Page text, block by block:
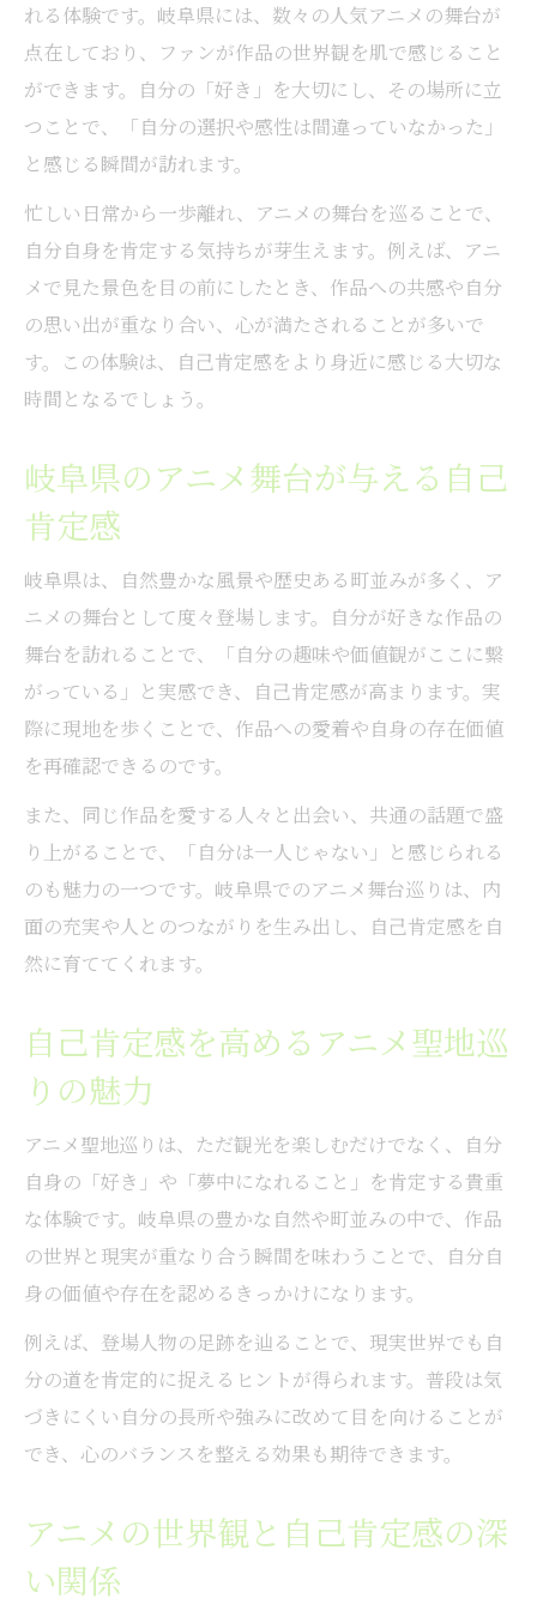
れる体験です。岐阜県には、数々の人気アニメの舞台が
点在しており、ファンが作品の世界観を肌で感じること
ができます。自分の「好き」を大切にし、その場所に立
つことで、「自分の選択や感性は間違っていなかった」
と感じる瞬間が訪れます。
忙しい日常から一歩離れ、アニメの舞台を巡ることで、
自分自身を肯定する気持ちが芽生えます。例えば、アニ
メで見た景色を目の前にしたとき、作品への共感や自分
の思い出が重なり合い、心が満たされることが多いで
す。この体験は、自己肯定感をより身近に感じる大切な
時間となるでしょう。
岐阜県のアニメ舞台が与える自己
肯定感
岐阜県は、自然豊かな風景や歴史ある町並みが多く、ア
ニメの舞台として度々登場します。自分が好きな作品の
舞台を訪れることで、「自分の趣味や価値観がここに繋
がっている」と実感でき、自己肯定感が高まります。実
際に現地を歩くことで、作品への愛着や自身の存在価値
を再確認できるのです。
また、同じ作品を愛する人々と出会い、共通の話題で盛
り上がることで、「自分は一人じゃない」と感じられる
のも魅力の一つです。岐阜県でのアニメ舞台巡りは、内
面の充実や人とのつながりを生み出し、自己肯定感を自
然に育ててくれます。
自己肯定感を高めるアニメ聖地巡
りの魅力
アニメ聖地巡りは、ただ観光を楽しむだけでなく、自分
自身の「好き」や「夢中になれること」を肯定する貴重
な体験です。岐阜県の豊かな自然や町並みの中で、作品
の世界と現実が重なり合う瞬間を味わうことで、自分自
身の価値や存在を認めるきっかけになります。
例えば、登場人物の足跡を辿ることで、現実世界でも自
分の道を肯定的に捉えるヒントが得られます。普段は気
づきにくい自分の長所や強みに改めて目を向けることが
でき、心のバランスを整える効果も期待できます。
アニメの世界観と自己肯定感の深
い関係